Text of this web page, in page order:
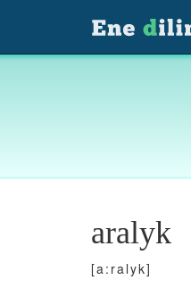
aralyk
[a:ralyk]